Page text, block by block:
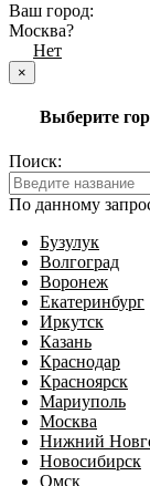
Ваш город:
Москва?
Нет
×
Выберите
Поиск:
По данному
Бузулук
Волгоград
Воронеж
Екатеринбург
Иркутск
Казань
Краснодар
Красноярск
Мариуполь
Москва
Нижний
Новосибирск
Омск